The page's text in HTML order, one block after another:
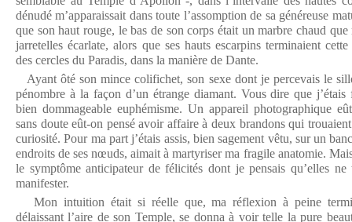
dénudé m’apparaissait dans toute l’assomption de sa généreuse
que son haut rouge, le bas de son corps était un marbre chaud
jarretelles écarlate, alors que ses hauts escarpins terminaient
des cercles du Paradis, dans la manière de Dante.
Ayant ôté son mince colifichet, son sexe dont je percevais le
pénombre à la façon d’un étrange diamant. Vous dire que
bien dommageable euphémisme. Un appareil photographique
sans doute eût-on pensé avoir affaire à deux brandons qui
curiosité. Pour ma part j’étais assis, bien sagement vêtu, sur un
endroits de ses nœuds, aimait à martyriser ma fragile anatomie.
le symptôme anticipateur de félicités dont je pensais qu’elles ne
manifester.
Mon intuition était si réelle que, ma réflexion à peine
délaissant l’aire de son Temple, se donna à voir telle la pure